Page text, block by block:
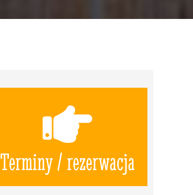
Terminy / rezerwacja